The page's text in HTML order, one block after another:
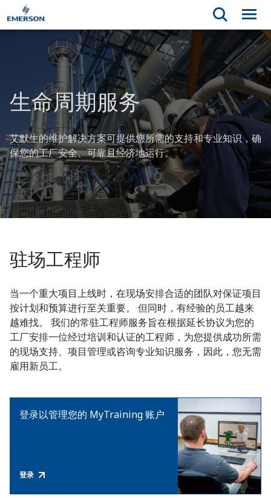
生命周期服务
艾默生的维护解决方案可提供您所需的支持和专业知识，确
保您的工厂安全、可靠且经济地运行。
驻场工程师
当一个重大项目上线时，在现场安排合适的团队对保证项目
按计划和预算进行至关重要。 但同时，有经验的员工越来
越难找。 我们的常驻工程师服务旨在根据延长协议为您的
工厂安排一位经过培训和认证的工程师，为您提供成功所需
的现场支持、项目管理或咨询专业知识服务，因此，您无需
雇用新员工。
登录以管理您的 MyTraining 账户
登录